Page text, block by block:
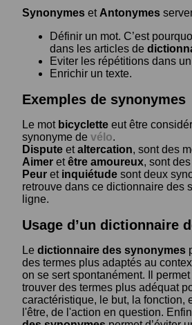
Synonymes et Antonymes
Définir un mot. C’est
dans les articles de
Eviter les répétitions dans
Enrichir un texte.
Exemples de synonymes
Le mot bicyclette eut être
synonyme de vélo.
Dispute etaltercation, sont des
Aimer etêtre amoureux, sont
Peur et inquiétude sont deux
retrouve dans ce dictionnaire des
ligne.
Usage d’un dictionnaire
Le dictionnaire des synonymes
des termes plus adaptés au
on se sert spontanément. Il
trouver des termes plus adéquat
caractéristique, le but, la fonction,
l'être, de l'action en question.